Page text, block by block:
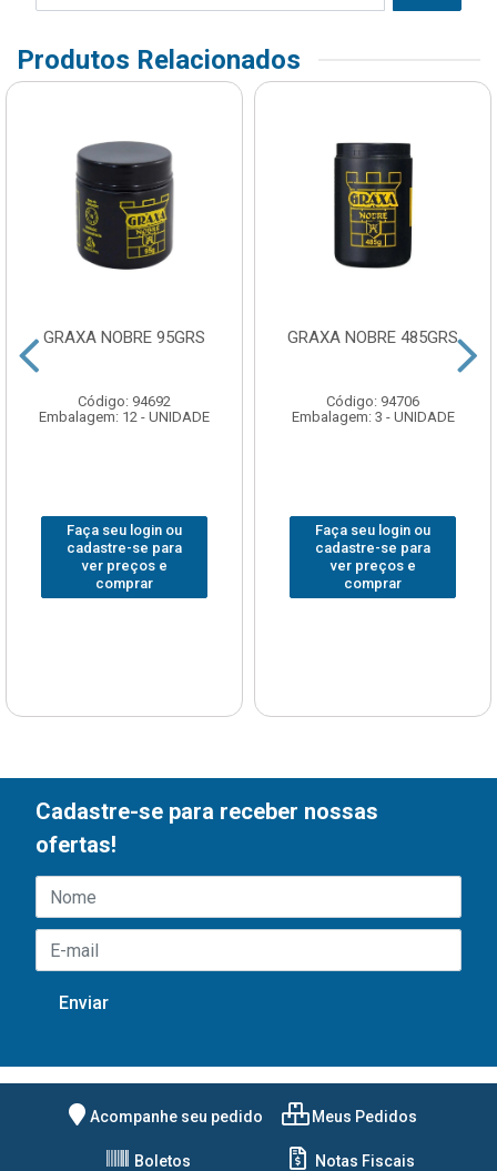
Produtos Relacionados
GRAXA NOBRE 95GRS
Código: 94692
Embalagem: 12 - UNIDADE
Faça seu login ou
cadastre-se para
ver preços e
comprar
GRAXA NOBRE 485GRS
Código: 94706
Embalagem: 3 - UNIDADE
Faça seu login ou
cadastre-se para
ver preços e
comprar
Cadastre-se para receber nossas
ofertas!
Acompanhe seu pedido Meus Pedidos
Boletos Notas Fiscais